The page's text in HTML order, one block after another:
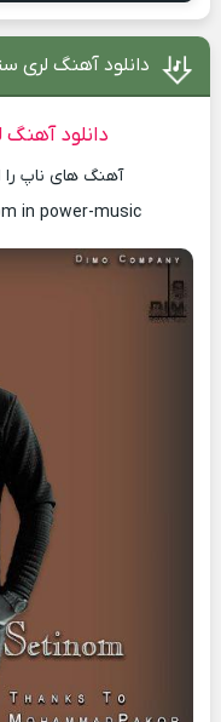
دانلود آهنگ لری
دانلود آهنگ
آهنگ های ناپ را
in power-music!~